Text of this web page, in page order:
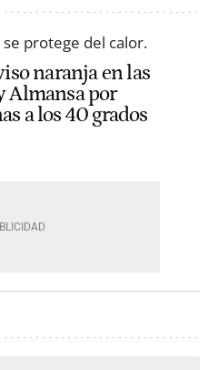
naranja en las
Almansa por
a los 40 grados